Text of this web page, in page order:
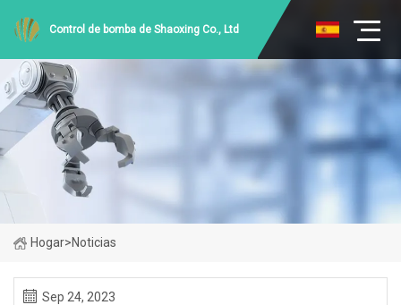
Control de bomba de Shaoxing Co., Ltd
Hogar>Noticias
Sep 24, 2023